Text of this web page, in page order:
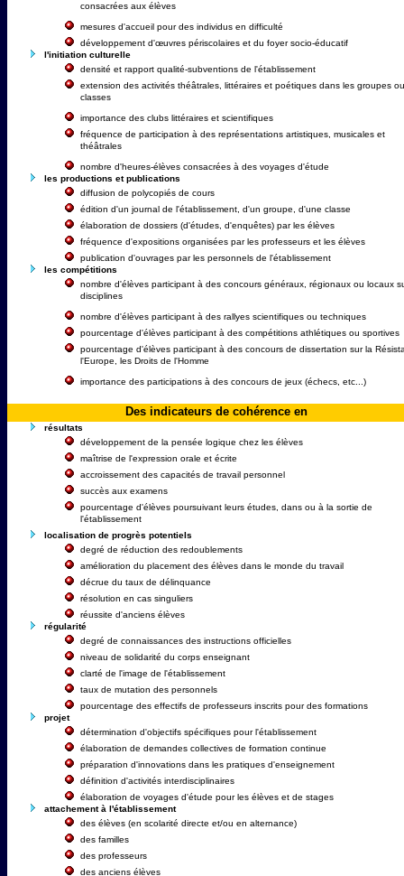
consacrées aux élèves
mesures d'accueil pour des individus en difficulté
développement d'œuvres périscolaires et du foyer socio-éducatif
l'initiation culturelle
densité et rapport qualité-subventions de l'établissement
extension des activités théâtrales, littéraires et poétiques dans les groupes ou
classes
importance des clubs littéraires et scientifiques
fréquence de participation à des représentations artistiques, musicales et
théâtrales
nombre d'heures-élèves consacrées à des voyages d'étude
les productions et publications
diffusion de polycopiés de cours
édition d'un journal de l'établissement, d'un groupe, d'une classe
élaboration de dossiers (d'études, d'enquêtes) par les élèves
fréquence d'expositions organisées par les professeurs et les élèves
publication d'ouvrages par les personnels de l'établissement
les compétitions
nombre d'élèves participant à des concours généraux, régionaux ou locaux
disciplines
nombre d'élèves participant à des rallyes scientifiques ou techniques
pourcentage d'élèves participant à des compétitions athlétiques ou sportives
pourcentage d'élèves participant à des concours de dissertation sur la
l'Europe, les Droits de l'Homme
importance des participations à des concours de jeux (échecs, etc...)
Des indicateurs de cohérence en
résultats
développement de la pensée logique chez les élèves
maîtrise de l'expression orale et écrite
accroissement des capacités de travail personnel
succès aux examens
pourcentage d'élèves poursuivant leurs études, dans ou à la sortie de
l'établissement
localisation de progrès potentiels
degré de réduction des redoublements
amélioration du placement des élèves dans le monde du travail
décrue du taux de délinquance
résolution en cas singuliers
réussite d'anciens élèves
régularité
degré de connaissances des instructions officielles
niveau de solidarité du corps enseignant
clarté de l'image de l'établissement
taux de mutation des personnels
pourcentage des effectifs de professeurs inscrits pour des formations
projet
détermination d'objectifs spécifiques pour l'établissement
élaboration de demandes collectives de formation continue
préparation d'innovations dans les pratiques d'enseignement
définition d'activités interdisciplinaires
élaboration de voyages d'étude pour les élèves et de stages
attachement à l'établissement
des élèves (en scolarité directe et/ou en alternance)
des familles
des professeurs
des anciens élèves